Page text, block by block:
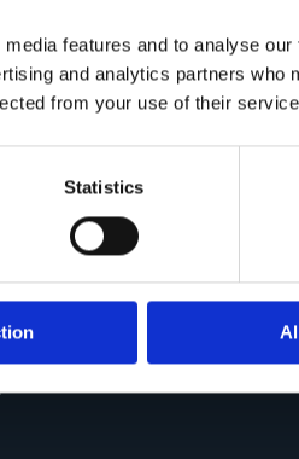
features and to analyse
and analytics partners who
from your use of their
Statistics
Suite Office of the CFO
Source-to-Pay (S2P)
conformité